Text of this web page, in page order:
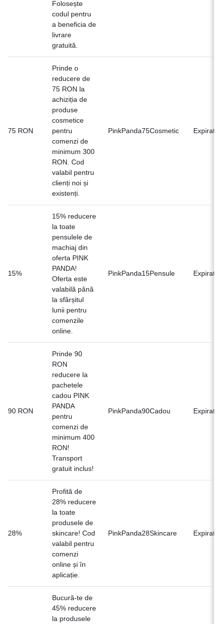
Folosește
codul pentru
a beneficia de
livrare
gratuită.
75 RON
Prinde o
reducere de
75 RON la
achiziția de
produse
cosmetice
pentru
comenzi de
minimum 300
RON. Cod
valabil pentru
clienți noi și
existenți.
PinkPanda75Cosmetic Expirat
15%
15% reducere
la toate
pensulele de
machiaj din
oferta PINK
PANDA!
Oferta este
valabilă până
la sfârșitul
lunii pentru
comenzile
online.
PinkPanda15Pensule Expirat
90 RON
Prinde 90
RON
reducere la
pachetele
cadou PINK
PANDA
pentru
comenzi de
minimum 400
RON!
Transport
gratuit inclus!
PinkPanda90Cadou Expirat
28%
Profită de
28% reducere
la toate
produsele de
skincare! Cod
valabil pentru
comenzi
online și în
aplicație.
PinkPanda28Skincare Expirat
Bucură-te de
45% reducere
la produsele